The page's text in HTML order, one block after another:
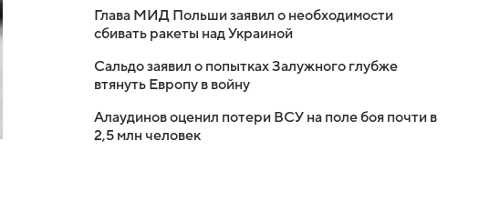
Глава МИД Польши заявил о необходимости
сбивать ракеты над Украиной
Сальдо заявил о попытках Залужного глубже
втянуть Европу в войну
Алаудинов оценил потери ВСУ на поле боя почти в
2,5 млн человек